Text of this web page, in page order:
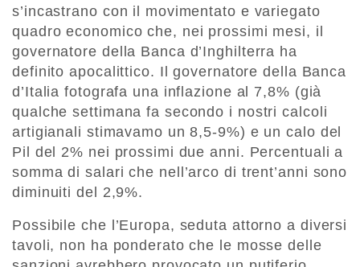
s’incastrano con il movimentato e variegato
quadro economico che, nei prossimi mesi, il
governatore della Banca d’Inghilterra ha
definito apocalittico. Il governatore della Banca
d’Italia fotografa una inflazione al 7,8% (già
qualche settimana fa secondo i nostri calcoli
artigianali stimavamo un 8,5-9%) e un calo del
Pil del 2% nei prossimi due anni. Percentuali a
somma di salari che nell’arco di trent’anni sono
diminuiti del 2,9%.
Possibile che l’Europa, seduta attorno a diversi
tavoli, non ha ponderato che le mosse delle